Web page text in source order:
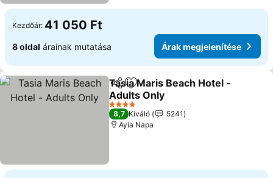
Kezdőár: 41 050 Ft
8 oldal árainak mutatása Árak megjelenítése
Megosztás
Hozzáadás a kedvencekhez
Tasia Maris Beach Hotel -
Adults Only
4 Kategória
8,7 Kiváló
5241
Ayia Napa